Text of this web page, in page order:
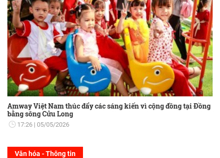
Amway Việt Nam thúc đẩy các sáng kiến vì cộng đồng tại Đồng
bằng sông Cửu Long
17:26 05/05/2026
Văn hóa - Thông tin